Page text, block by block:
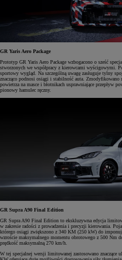
GR Yaris Aero Package
Prototyp GR Yaris Aero Package wzbogacono o sześć
stworzonych we współpracy z kierowcami wyścigowymi.
sportowy wygląd. Na szczególną uwagę zasługuje tylny
znacząco podnosi osiągi i stabilność auta.
powietrza na masce i błotnikach usprawniające przepływ
pionowy hamulec ręczny.
GR Supra A90 Final Edition
GR Supra A90 Final Edition to ekskluzywna edycja
w zakresie radości z prowadzenia i precyzji kierowania.
którego osiągi zwiększono z 340 KM (250 kW) do
wzroście maksymalnego momentu obrotowego z 500 Nm
prędkość maksymalną 270 km/h.
W tej specjalnej wersji limitowanej zastosowano znaczące